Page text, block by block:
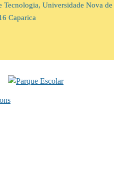
Tecnologia, Universidade Nova de
Caparica